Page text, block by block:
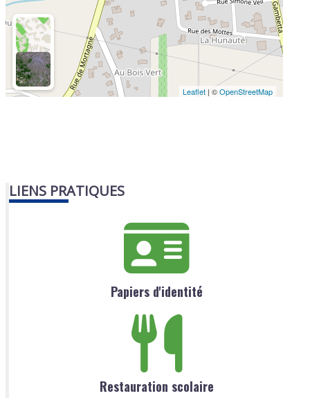
Leaflet| ©OpenStreetMap
LIENS PRATIQUES
Papiers d'identité
Restauration scolaire